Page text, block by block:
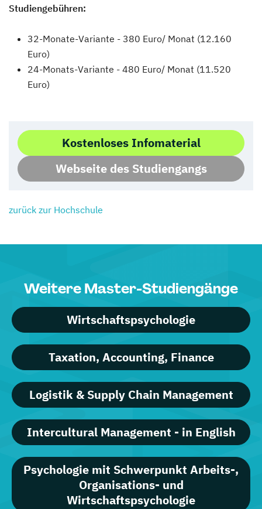
Studiengebühren:
32-Monate-Variante - 380 Euro/ Monat (12.160
Euro)
24-Monats-Variante - 480 Euro/ Monat (11.520
Euro)
Kostenloses Infomaterial
Webseite des Studiengangs
zurück zur Hochschule
Weitere Master-Studiengänge
Wirtschaftspsychologie
Taxation, Accounting, Finance
Logistik & Supply Chain Management
Intercultural Management - in English
Psychologie mit Schwerpunkt Arbeits-,
Organisations- und
Wirtschaftspsychologie